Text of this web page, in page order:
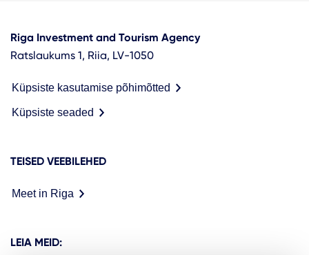
Riga Investment and Tourism Agency
Ratslaukums 1, Riia, LV-1050
Küpsiste kasutamise põhimõtted
Küpsiste seaded
TEISED VEEBILEHED
Meet in Riga
LEIA MEID: